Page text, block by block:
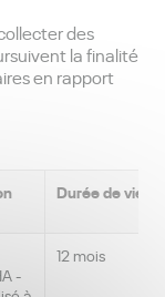
des
la finalité
en rapport
Durée de vie
-
12 mois